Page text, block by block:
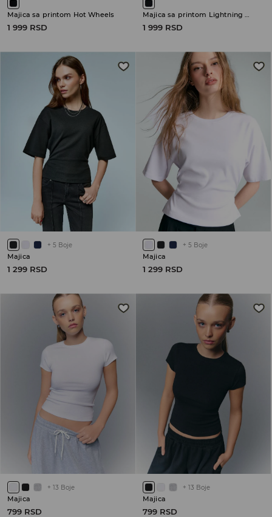
Majica sa printom Hot Wheels
1 999 RSD 1 999 RSD
+ 5 Boje
Majica
1 299 RSD
+ 5 Boje
Majica
1 299 RSD
+ 13 Boje
Majica
799 RSD
+ 13 Boje
Majica
799 RSD